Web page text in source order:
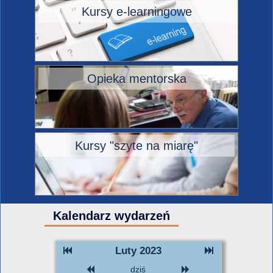
Kursy e-learningowe
Opieka mentorska
Kursy "szyte na miarę"
Kalendarz wydarzeń
Luty 2023
dziś